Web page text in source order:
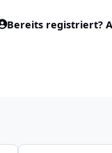
Bereits registriert?